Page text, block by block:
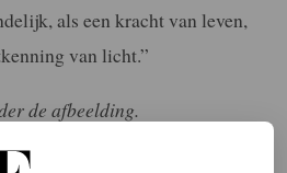
als een kracht van leven,
van licht.”
de afbeelding.